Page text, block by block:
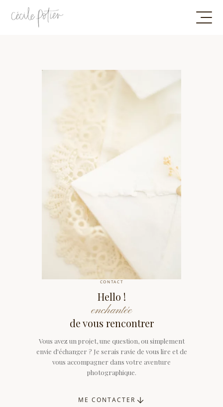
CONTACT
Hello !
enchantée
de vous rencontrer
Vous avez un projet, une question, ou simplement
envie d'échanger ? Je serais ravie de vous lire et de
vous accompagner dans votre aventure
photographique.
ME CONTACTER